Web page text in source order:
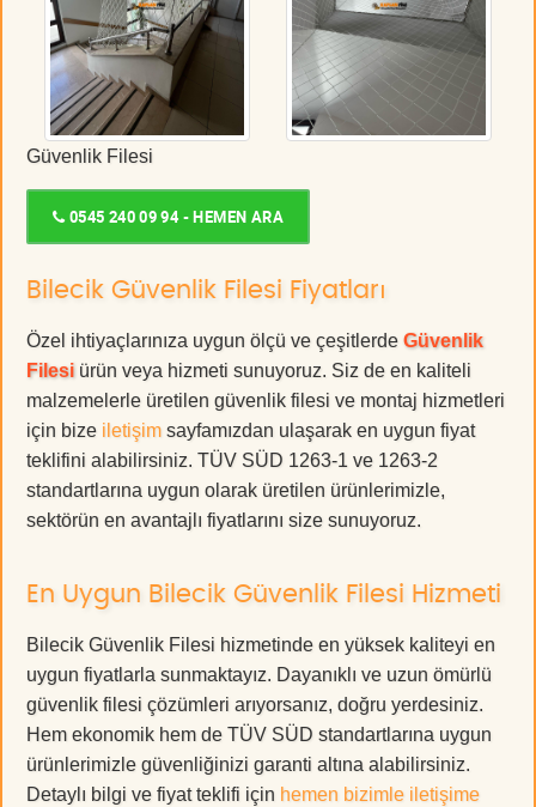
Güvenlik Filesi
0545 240 09 94 - HEMEN ARA
Bilecik Güvenlik Filesi Fiyatları
Özel ihtiyaçlarınıza uygun ölçü ve çeşitlerde Güvenlik
Filesi ürün veya hizmeti sunuyoruz. Siz de en kaliteli
malzemelerle üretilen güvenlik filesi ve montaj hizmetleri
için bize iletişim sayfamızdan ulaşarak en uygun fiyat
teklifini alabilirsiniz. TÜV SÜD 1263-1 ve 1263-2
standartlarına uygun olarak üretilen ürünlerimizle,
sektörün en avantajlı fiyatlarını size sunuyoruz.
En Uygun Bilecik Güvenlik Filesi Hizmeti
Bilecik Güvenlik Filesi hizmetinde en yüksek kaliteyi en
uygun fiyatlarla sunmaktayız. Dayanıklı ve uzun ömürlü
güvenlik filesi çözümleri arıyorsanız, doğru yerdesiniz.
Hem ekonomik hem de TÜV SÜD standartlarına uygun
ürünlerimizle güvenliğinizi garanti altına alabilirsiniz.
Detaylı bilgi ve fiyat teklifi için hemen bizimle iletişime